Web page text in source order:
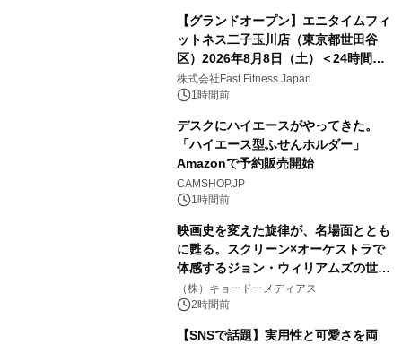
【グランドオープン】エニタイムフィ
ットネス二子玉川店（東京都世田谷
区）2026年8月8日（土）＜24時間年
中無休のフィットネスジム＞
株式会社Fast Fitness Japan
1時間前
デスクにハイエースがやってきた。
「ハイエース型ふせんホルダー」
Amazonで予約販売開始
CAMSHOP.JP
1時間前
映画史を変えた旋律が、名場面ととも
に甦る。スクリーン×オーケストラで
体感するジョン・ウィリアムズの世
界。ジョン・ウィリアムズ：シネマ・
スペクタキュラー・コンサート 開催決
定！
（株）キョードーメディアス
2時間前
【SNSで話題】実用性と可愛さを両